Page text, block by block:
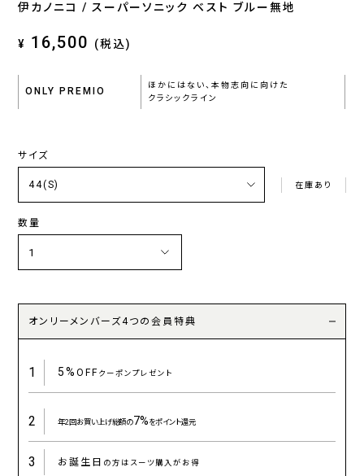
伊カノニコ / スーパーソニック ベスト ブルー無地
¥ 16,500 (税込)
ONLY PREMIO
ほかにはない、本物志向に向けた
クラシックライン
サイズ
在庫あり
数量
オンリーメンバーズ4つの会員特典
1 5%OFFクーポンプレゼント
2 年2回お買い上げ総額の7%をポイント還元
3 お誕生日 の方はスーツ購入がお得